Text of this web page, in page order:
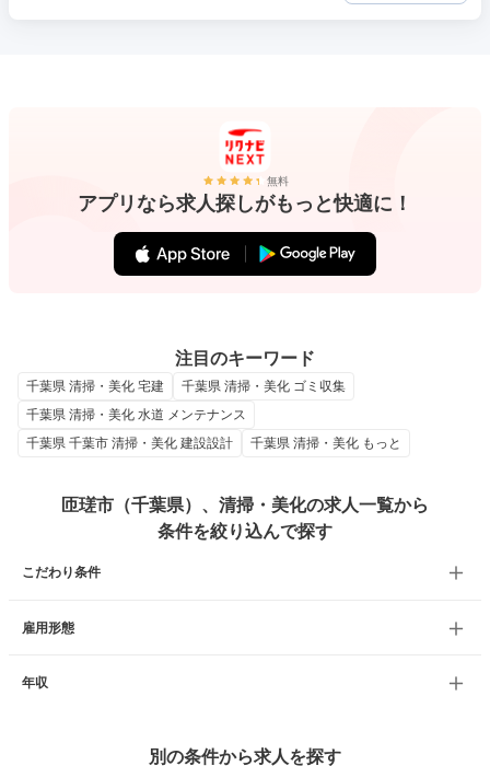
無料
アプリなら求人探しがもっと快適に！
注目のキーワード
千葉県 清掃・美化 宅建
千葉県 清掃・美化 ゴミ収集
千葉県 清掃・美化 水道 メンテナンス
千葉県 千葉市 清掃・美化 建設設計
千葉県 清掃・美化 もっと
匝瑳市（千葉県）、清掃・美化の求人一覧から
条件を絞り込んで探す
こだわり条件
雇用形態
年収
別の条件から求人を探す